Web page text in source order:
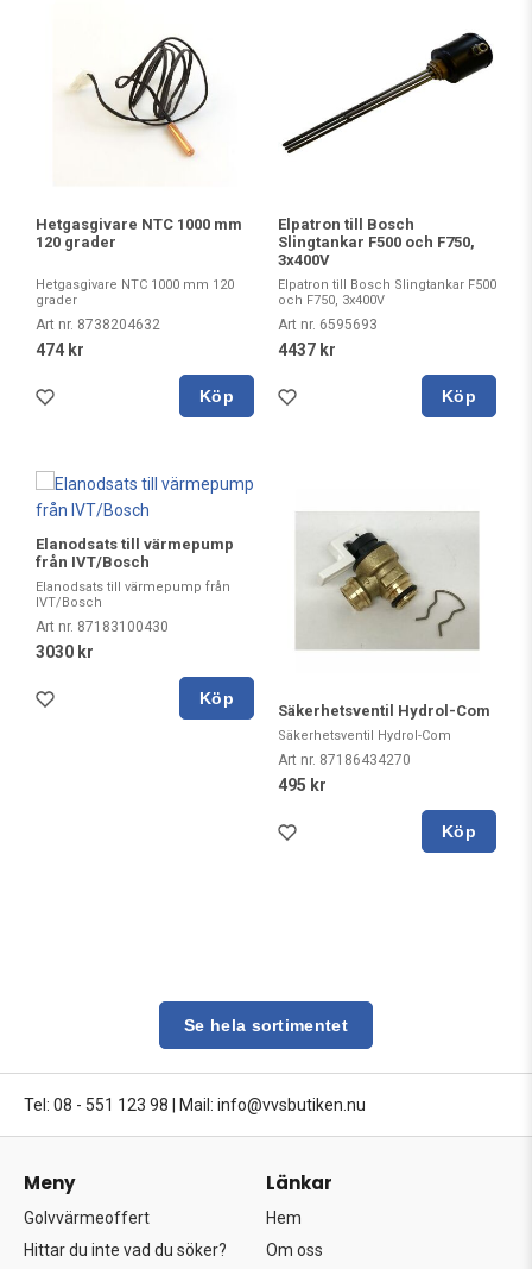
Hetgasgivare NTC 1000 mm
120 grader
Hetgasgivare NTC 1000 mm 120
grader
Art nr. 8738204632
474 kr
Köp
Elpatron till Bosch
Slingtankar F500 och F750,
3x400V
Elpatron till Bosch Slingtankar F500
och F750, 3x400V
Art nr. 6595693
4437 kr
Köp
Elanodsats till värmepump
från IVT/Bosch
Elanodsats till värmepump från
IVT/Bosch
Art nr. 87183100430
3030 kr
Köp
Säkerhetsventil Hydrol-Com
Säkerhetsventil Hydrol-Com
Art nr. 87186434270
495 kr
Köp
Se hela sortimentet
Tel: 08 - 551 123 98 Mail: info@vvsbutiken.nu
Meny
Golvvärmeoffert
Hittar du inte vad du söker?
Länkar
Hem
Om oss